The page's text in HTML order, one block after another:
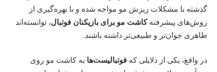
گذشته با مشکلات ریزش مو مواجه شده و با بهره‌گیری از
روش‌های پیشرفتهکاشت مو برای بازیکنان فوتبال، توانسته‌اند
ظاهری جوان‌تر و طبیعی‌تر داشته باشند.
در واقع، یکی از دلایلی که فوتبالیست‌ها به کاشت مو روی